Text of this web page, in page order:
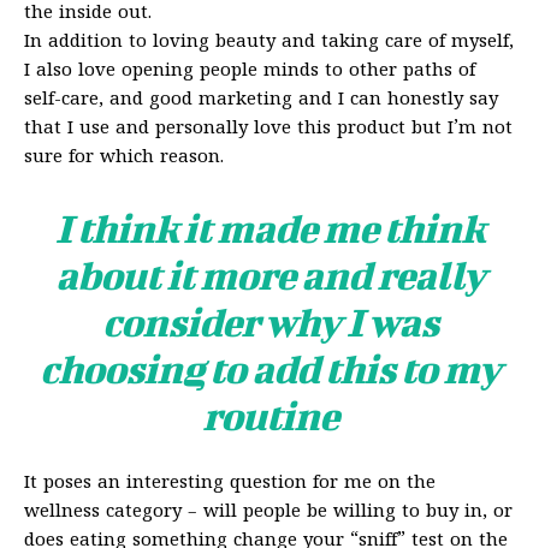
the inside out.
In addition to loving beauty and taking care of myself,
I also love opening people minds to other paths of
self-care, and good marketing and I can honestly say
that I use and personally love this product but I’m not
sure for which reason.
I think it made me think
about it more and really
consider why I was
choosing to add this to my
routine
It poses an interesting question for me on the
wellness category – will people be willing to buy in, or
does eating something change your “sniff” test on the